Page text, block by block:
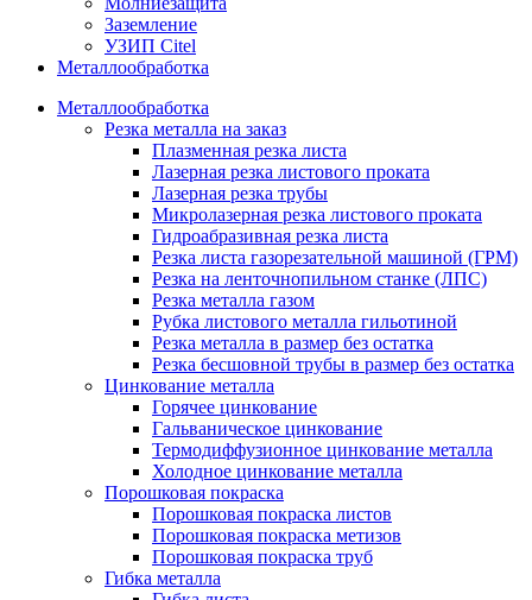
Заземление
УЗИП Citel
Металлообработка
Металлообработка
Резка металла на заказ
Плазменная резка листа
Лазерная резка листового проката
Лазерная резка трубы
Микролазерная резка листового проката
Гидроабразивная резка листа
Резка листа газорезательной машиной (ГРМ)
Резка на ленточнопильном станке (ЛПС)
Резка металла газом
Рубка листового металла гильотиной
Резка металла в размер без остатка
Резка бесшовной трубы в размер без остатка
Цинкование металла
Горячее цинкование
Гальваническое цинкование
Термодиффузионное цинкование металла
Холодное цинкование металла
Порошковая покраска
Порошковая покраска листов
Порошковая покраска метизов
Порошковая покраска труб
Гибка металла